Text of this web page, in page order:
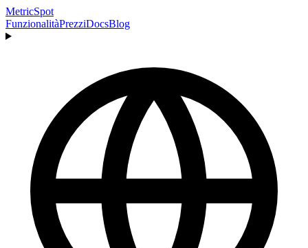
MetricSpot
FunzionalitàPrezziDocsBlog